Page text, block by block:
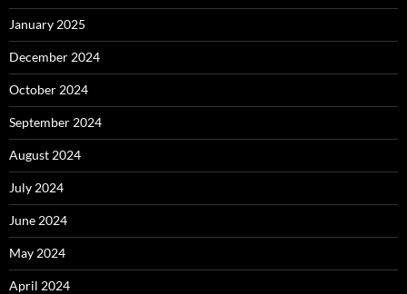
January 2025
December 2024
October 2024
September 2024
August 2024
July 2024
June 2024
May 2024
April 2024